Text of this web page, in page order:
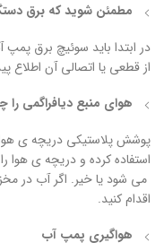
مطمئن شوید که برق
در ابتدا باید سوئیچ برق
از قطعی یا اتصالی آن اطلاع
هوای منبع دیافراگمی را
پوشش پلاستیکی دریچه ی
استفاده کرده و دریچه ی
می شود یا خیر. اگر آب در
اقدام کنید.
هواگیری پمپ آب